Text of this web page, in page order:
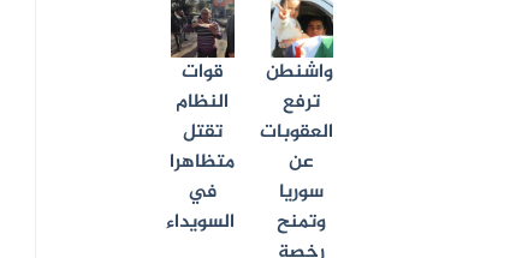
واشنطن
ترفع
العقوبات
عن
سوريا
وتمنح
قوات
النظام
تقتل
متظاهرا
في
السويداء